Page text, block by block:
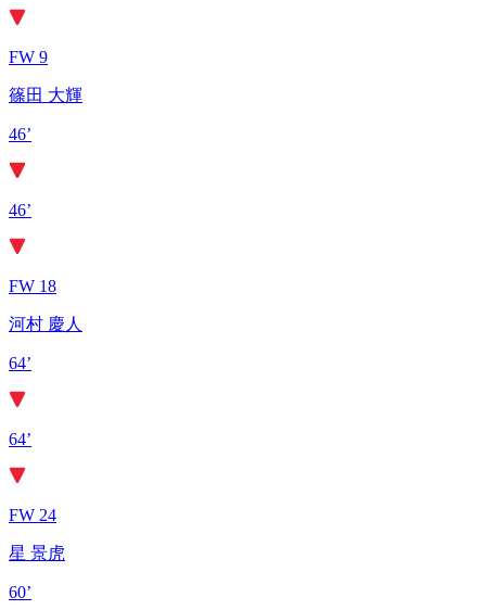
FW 9
篠田 大輝
46’
46’
FW 18
河村 慶人
64’
64’
FW 24
星 景虎
60’